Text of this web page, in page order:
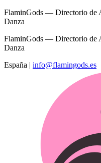
FlaminGods — Directorio de
Danza
FlaminGods — Directorio de
Danza
España | info@flamingods.es